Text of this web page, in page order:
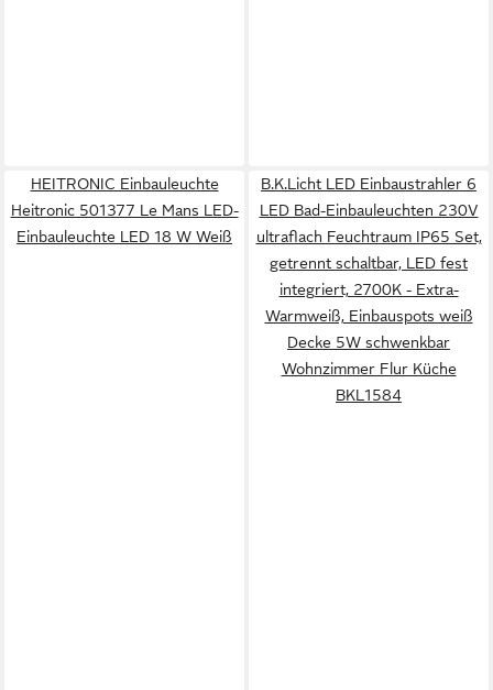
HEITRONIC Einbauleuchte
Heitronic 501377 Le Mans LED-
Einbauleuchte LED 18 W Weiß
B.K.Licht LED Einbaustrahler 6
LED Bad-Einbauleuchten 230V
ultraflach Feuchtraum IP65 Set,
getrennt schaltbar, LED fest
integriert, 2700K - Extra-
Warmweiß, Einbauspots weiß
Decke 5W schwenkbar
Wohnzimmer Flur Küche
BKL1584